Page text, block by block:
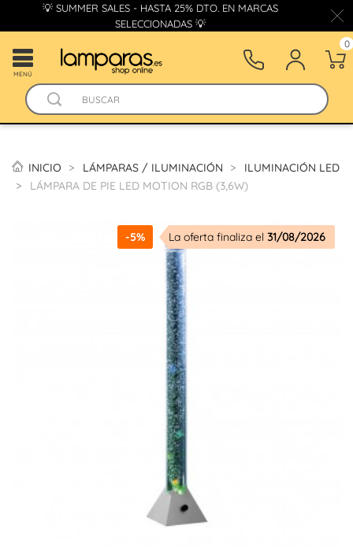
💡 SUMMER SALES - HASTA 25% DTO. EN MARCAS
SELECCIONADAS 💡
MENÚ
0
INICIO LÁMPARAS / ILUMINACIÓN
ILUMINACIÓN LED
LÁMPARA DE PIE LED MOTION RGB (3,6W)
-5% La oferta finaliza el 31/08/2026